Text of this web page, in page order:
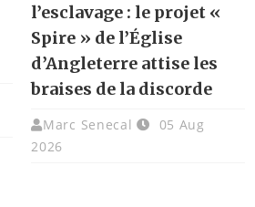
l’esclavage : le projet «
Spire » de l’Église
d’Angleterre attise les
braises de la discorde
Marc Senecal
05 Aug
2026